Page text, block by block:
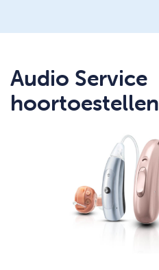
Audio Service
hoortoestellen